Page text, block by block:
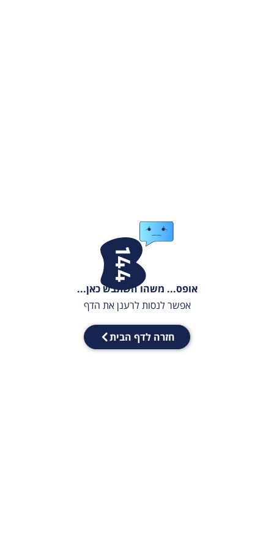
אופס... משהו השתבש כאן...
אפשר לנסות לרענן את הדף
חזרה לדף הבית